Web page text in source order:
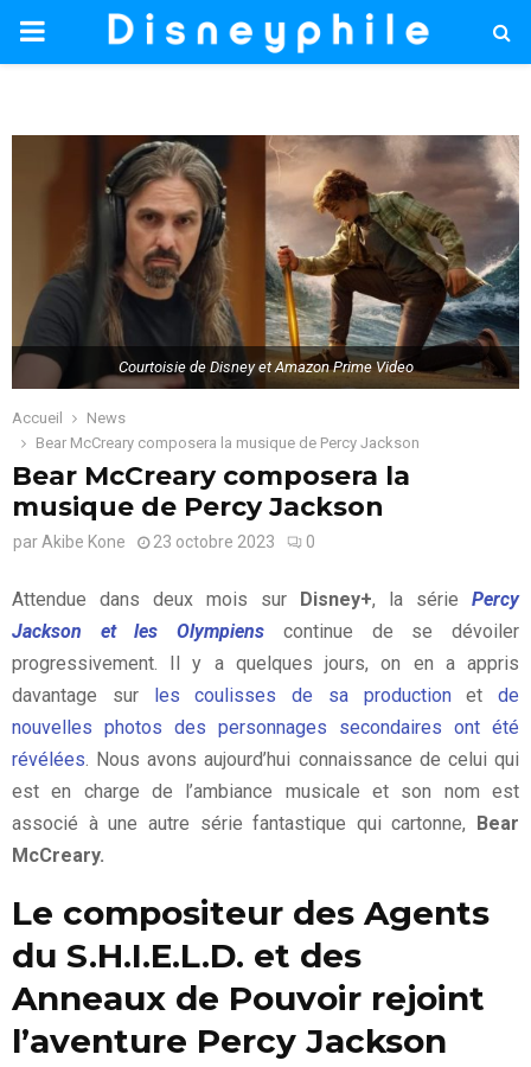
PRIMARY
Courtoisie de Disney et Amazon Prime Video
Accueil
News
Bear McCreary composera la musique de Percy Jackson
Bear McCreary composera la
musique de Percy Jackson
parAkibe Kone 23 octobre 2023 0
Attendue dans deux mois sur Disney+, la série Percy
Jackson et les Olympiens
continue de se dévoiler
progressivement. Il y a quelques jours, on en a appris
davantage sur
les coulisses de sa productionet de
nouvelles photos des personnages secondaires ont été
révélées. Nous avons aujourd’hui connaissance de celui qui
est en charge de l’ambiance musicale et son nom est
associé à une autre série fantastique qui cartonne,
Bear
McCreary.
Le compositeur des Agents
du S.H.I.E.L.D. et des
Anneaux de Pouvoir rejoint
l’aventure Percy Jackson